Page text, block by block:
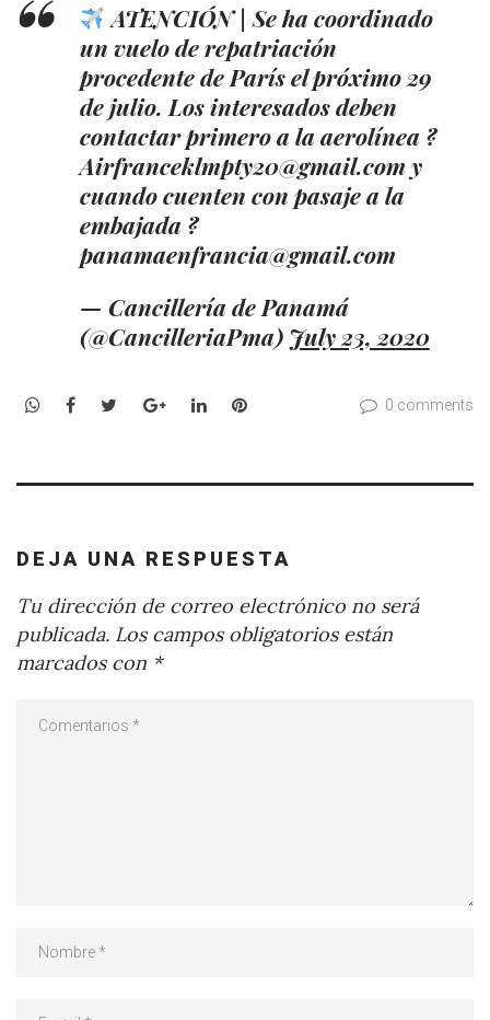
ATENCIÓN | Se ha coordinado
un vuelo de repatriación
procedente de París el próximo 29
de julio. Los interesados deben
contactar primero a la aerolínea ?
Airfranceklmpty20@gmail.com y
cuando cuenten con pasaje a la
embajada ?
panamaenfrancia@gmail.com
— Cancillería de Panamá
(@CancilleriaPma) July 23, 2020
WhatsApp
Facebook
TwitterGoogle+LinkedInPinterest 0 comments
DEJA UNA RESPUESTA
Tu dirección de correo electrónico no será
publicada. Los campos obligatorios están
marcados con *